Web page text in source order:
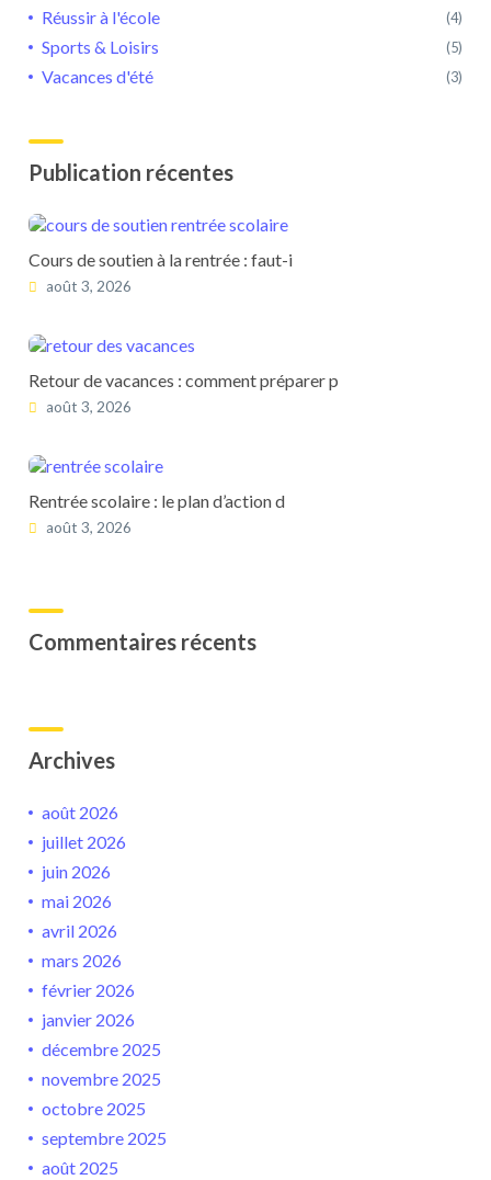
Réussir à l'école (4)
Sports & Loisirs (5)
Vacances d'été (3)
Publication récentes
Cours de soutien à la rentrée : faut-i
août 3, 2026
Retour de vacances : comment préparer p
août 3, 2026
Rentrée scolaire : le plan d’action d
août 3, 2026
Commentaires récents
Archives
août 2026
juillet 2026
juin 2026
mai 2026
avril 2026
mars 2026
février 2026
janvier 2026
décembre 2025
novembre 2025
octobre 2025
septembre 2025
août 2025